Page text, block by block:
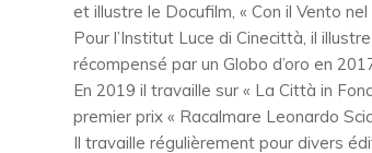
et illustre le Docufilm, « Con il Vento
Pour l’Institut Luce di Cinecittà, il
récompensé par un Globo d’oro en
En 2019 il travaille sur « La Città in
premier prix « Racalmare Leonardo
Il travaille régulièrement pour divers